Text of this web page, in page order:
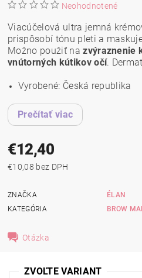
Neohodnotené
Viacúčelová ultra jemná
prispôsobí tónu pleti a
Možno použiť nazvýraznenie
vnútorných kútikov očí.
Vyrobené: Česká republika
Prečítať viac
€12,40
€10,08 bez DPH
ZNAČKA
ÉLAN
KATEGÓRIA
BROW
Otázka
ZVOĽTE VARIANT